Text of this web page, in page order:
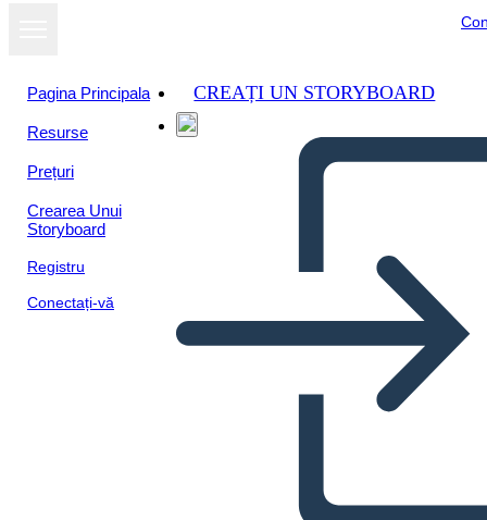
Pagina Principala
Resurse
Prețuri
Crearea Unui
Storyboard
Registru
Conectați-vă
CREAȚI UN STORYBOARD